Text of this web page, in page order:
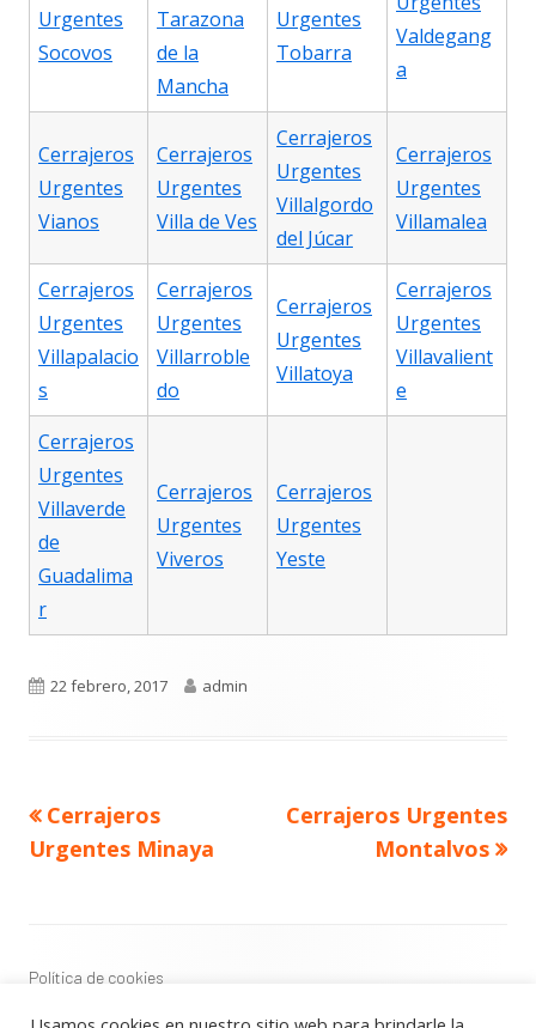
Urgentes
Socovos
Tarazona
de la
Mancha
Urgentes
Tobarra
Valdegang
a
Cerrajeros
Urgentes
Vianos
Cerrajeros
Urgentes
Villa de Ves
Cerrajeros
Urgentes
Villalgordo
del Júcar
Cerrajeros
Urgentes
Villamalea
Cerrajeros
Urgentes
Villapalacio
s
Cerrajeros
Urgentes
Villarroble
do
Cerrajeros
Urgentes
Villatoya
Cerrajeros
Urgentes
Villavalient
e
Cerrajeros
Urgentes
Villaverde
de
Guadalima
r
Cerrajeros
Urgentes
Viveros
Cerrajeros
Urgentes
Yeste
Publicado
22 febrero, 2017 Autor
admin
Navegación
de
entradas
Artículo
anterior
Cerrajeros
Urgentes Minaya
Artículo
siguiente
Cerrajeros Urgentes
Montalvos
Footer
Política de cookies